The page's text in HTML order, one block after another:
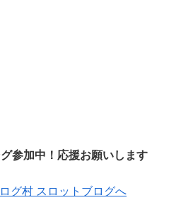
参加中！応援お願いします